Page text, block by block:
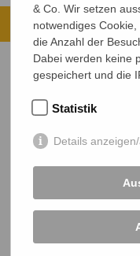
Ihre
ALLE
NETZ Partnerschaft für
& Co. Wir setzen
notwendiges
die Anzahl der
Dabei werden keine
gespeichert und die
Statistik
Details